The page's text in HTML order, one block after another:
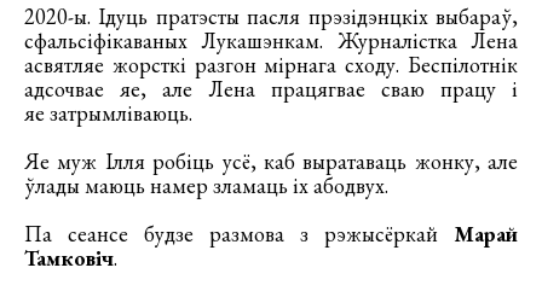
2020-ы. Ідуць пратэсты пасля прэзідэнцкіх выбараў,
сфальсіфікаваных Лукашэнкам. Журналістка Лена
асвятляе жорсткі разгон мірнага сходу. Беспілотнік
адсочвае яе, але Лена працягвае сваю працу і
яе затрымліваюць.
Яе муж Ілля робіць усё, каб выратаваць жонку, але
ўлады маюць намер зламаць іх абодвух.
Па сеансе будзе размова з рэжысёркай Марай
Тамковіч.